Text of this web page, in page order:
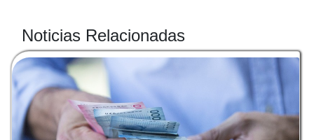
Noticias Relacionadas